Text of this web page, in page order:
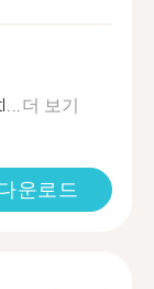
더 보기
운로드